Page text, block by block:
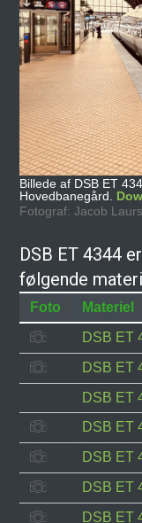
Billede af DSB ET
Hovedbanegård.
Fotograf: Jacob
DSB ET 4344
følgende
Foto Materiel
DSB ET
DSB ET
DSB ET
DSB ET
DSB ET
DSB ET
DSB ET